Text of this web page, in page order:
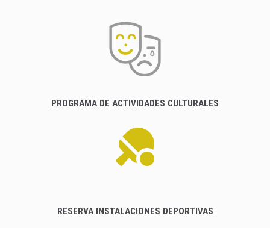
PROGRAMA DE ACTIVIDADES CULTURALES
RESERVA INSTALACIONES DEPORTIVAS